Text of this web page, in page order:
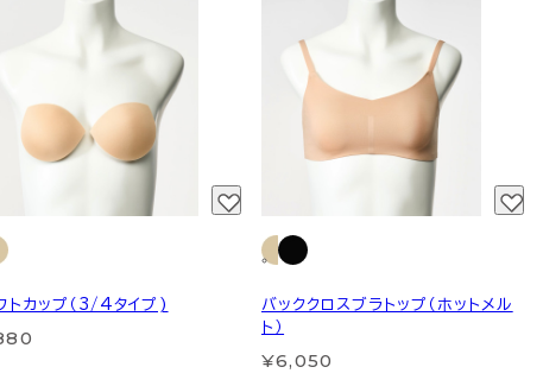
トカップ（3/4タイプ)
バッククロスブラトップ（ホットメル
ト）
¥6,050